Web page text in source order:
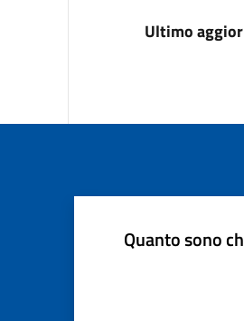
Ultimo
Quanto sono